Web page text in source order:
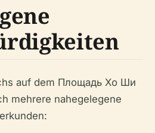
auf dem Площадь Хо Ши
mehrere nahegelegene